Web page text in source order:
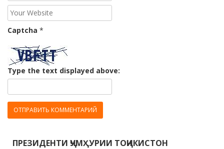
Captcha *
Type the text displayed above:
ПРЕЗИДЕНТИ ҶУМҲУРИИ ТОҶИКИСТОН